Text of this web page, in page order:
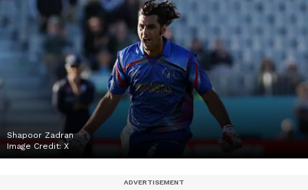
Shapoor Zadran
Image Credit: X